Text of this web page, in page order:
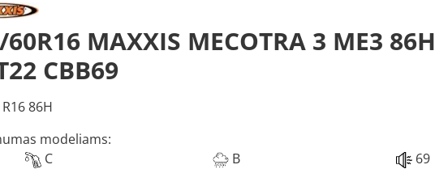
MAXXIS MECOTRA 3 ME3 86H
CBB69
86H
modeliams:
C
B 69